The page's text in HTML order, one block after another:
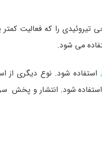
را که فعالیت کمتر
استفاده شود. نوع دیگری از
شود. انتشار و پخش